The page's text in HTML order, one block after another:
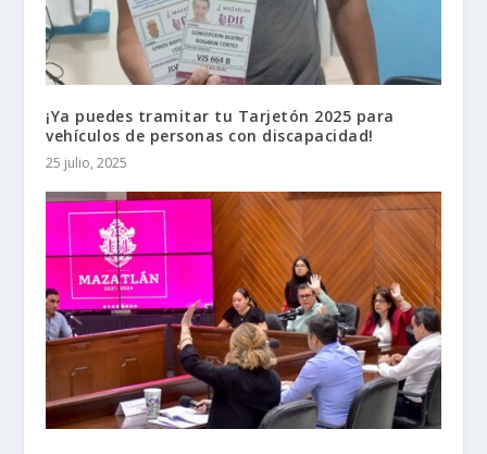
¡Ya puedes tramitar tu Tarjetón 2025 para
vehículos de personas con discapacidad!
25 julio, 2025